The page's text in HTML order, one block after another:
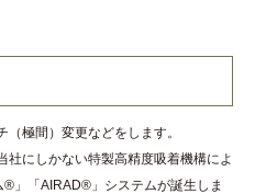
極間）変更などをします。
社にしかない特製高精度吸着機構によ
® 」「AIRAD® 」システムが誕生しま